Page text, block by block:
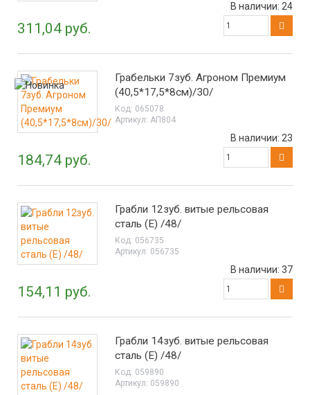
311,04 руб.
В наличии: 24
Грабельки 7зуб. Агроном Премиум
(40,5*17,5*8см)/30/
Код: 065078
Артикул: АП804
184,74 руб.
В наличии: 23
Грабли 12зуб. витые рельсовая
сталь (Е) /48/
Код: 056735
Артикул: 056735
154,11 руб.
В наличии: 37
Грабли 14зуб. витые рельсовая
сталь (Е) /48/
Код: 059890
Артикул: 059890